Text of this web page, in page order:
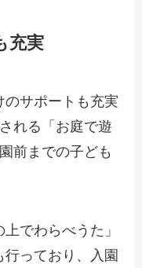
充実
サポートも充実
れる「お庭で遊
前までの子ども
でわらべうた」
っており、入園